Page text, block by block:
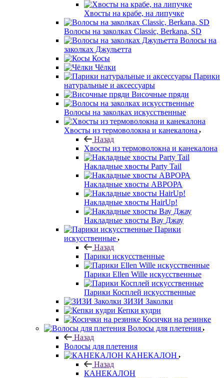
Хвосты на крабе, на липучке
Волосы на заколках Classic, Berkana, SD
Волосы на
заколках Джульетта
Косы
Чёлки
Парики
натуральные и аксессуары
Височные пряди
Волосы на заколках искусственные
Хвосты из термоволокна и канекалона
Назад
Хвосты из термоволокна и канекалона
Накладные хвосты Party Tail
Накладные хвосты АВРОРА
Накладные хвосты HairUp!
Накладные хвосты Вау Джау
Парики
искусственные
Назад
Парики искусственные
Парики Ellen Wille искусственные
Парики Косплей искусственные
ЗИЗИ Заколки
Кепки кудри
Косички на резинке
Волосы для плетения
Назад
Волосы для плетения
КАНЕКАЛОН
Назад
КАНЕКАЛОН